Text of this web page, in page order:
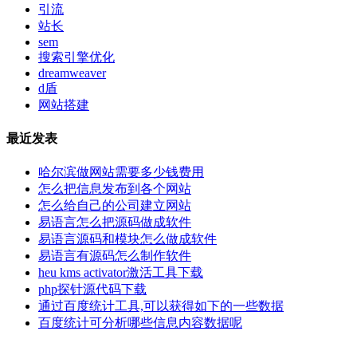
引流
站长
sem
搜索引擎优化
dreamweaver
d盾
网站搭建
最近发表
哈尔滨做网站需要多少钱费用
怎么把信息发布到各个网站
怎么给自己的公司建立网站
易语言怎么把源码做成软件
易语言源码和模块怎么做成软件
易语言有源码怎么制作软件
heu kms activator激活工具下载
php探针源代码下载
通过百度统计工具,可以获得如下的一些数据
百度统计可分析哪些信息内容数据呢